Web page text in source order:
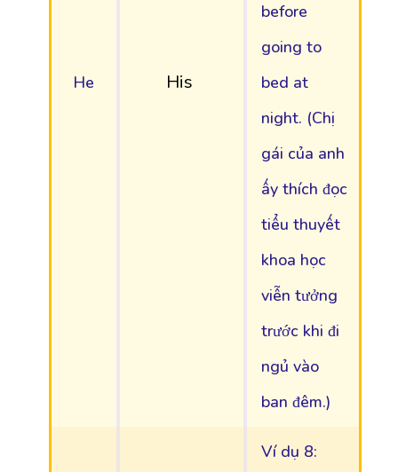
He His
before
going to
bed at
night. (Chị
gái của anh
ấy thích đọc
tiểu thuyết
khoa học
viễn tưởng
trước khi đi
ngủ vào
ban đêm.)
Ví dụ 8: